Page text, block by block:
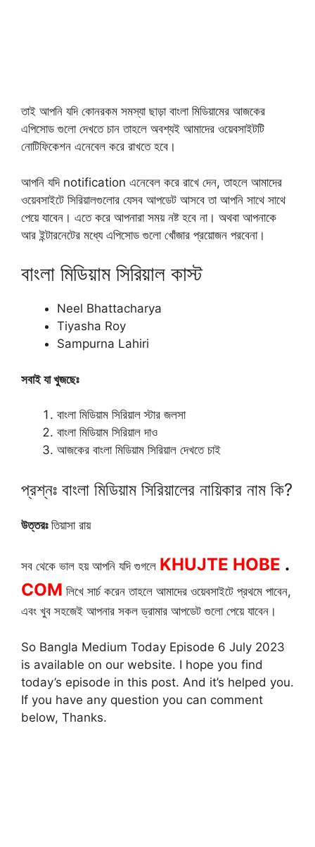
তাই আপনি যদি কোনরকম সমস্যা ছাড়া বাংলা মিডিয়ামের আজকের
এপিসোড গুলো দেখতে চান তাহলে অবশ্যই আমাদের ওয়েবসাইটটি
নোটিফিকেশন এনেবেল করে রাখতে হবে।
আপনি যদি notification এনেবেল করে রাখে দেন, তাহলে আমাদের
ওয়েবসাইটে সিরিয়ালগুলোর যেসব আপডেট আসবে তা আপনি সাথে সাথে
পেয়ে যাবেন। এতে করে আপনারা সময় নষ্ট হবে না। অথবা আপনাকে
আর ইন্টারনেটের মধ্যে এপিসোড গুলো খোঁজার প্রয়োজন পরবেনা।
বাংলা মিডিয়াম সিরিয়াল কাস্ট
Neel Bhattacharya
Tiyasha Roy
Sampurna Lahiri
সবাই যা খুজছেঃ
বাংলা মিডিয়াম সিরিয়াল স্টার জলসা
বাংলা মিডিয়াম সিরিয়াল দাও
আজকের বাংলা মিডিয়াম সিরিয়াল দেখতে চাই
প্রশ্নঃ বাংলা মিডিয়াম সিরিয়ালের নায়িকার নাম কি?
উত্তরঃতিয়াসা রায়
সব থেকে ভাল হয় আপনি যদি গুগলে KHUJTE HOBE .
COM লিখে সার্চ করেন তাহলে আমাদের ওয়েবসাইটে প্রথমে পাবেন,
এবং খুব সহজেই আপনার সকল ড্রামার আপডেট গুলো পেয়ে যাবেন।
So Bangla Medium Today Episode 6 July 2023
is available on our website. I hope you find
today’s episode in this post. And it’s helped you.
If you have any question you can comment
below, Thanks.